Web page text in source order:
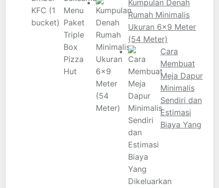
Kumpulan Denah
Rumah Minimalis
Ukuran 6×9 Meter
(54 Meter)
Cara
Membuat
Meja Dapur
Minimalis
Sendiri dan
Estimasi
Biaya Yang